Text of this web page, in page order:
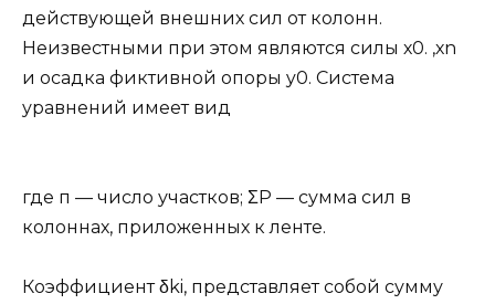
действующей внешних сил от колонн.
Неизвестными при этом являются силы х0. ,хn
и осадка фиктивной опоры y0. Система
уравнений имеет вид
где п — число участков; ΣP — сумма сил в
колоннах, приложенных к ленте.
Коэффициент δki, представляет собой сумму